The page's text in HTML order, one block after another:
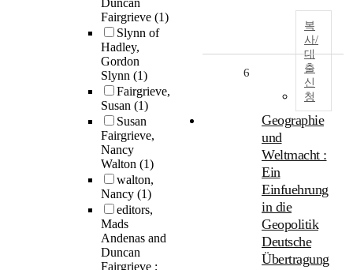
Duncan
Fairgrieve (1)
Slynn of
Hadley,
Gordon
Slynn (1)
Fairgrieve,
Susan (1)
Susan
Fairgrieve,
Nancy
Walton (1)
walton,
Nancy (1)
editors,
Mads
Andenas and
Duncan
Fairgrieve ;
복
사/
대
출
신
청
6
Geographie
und
Weltmacht :
Ein
Einfuehrung
in die
Geopolitik
Deutsche
Übertragung